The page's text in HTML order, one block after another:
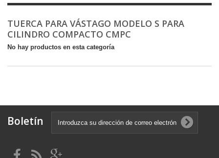
TUERCA PARA VÁSTAGO MODELO S PARA
CILINDRO COMPACTO CMPC
No hay productos en esta categoría
Boletín